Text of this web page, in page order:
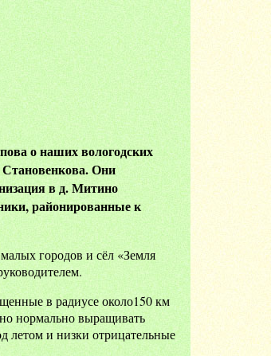
о наших вологодских
Становенкова. Они
в д. Митино
районированные к
городов и сёл «Земля
в радиусе около150 км
нормально выращивать
и низки отрицательные